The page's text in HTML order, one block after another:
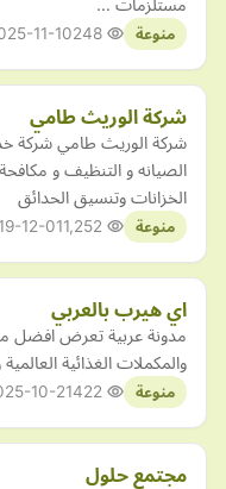
مستلزمات …
منوعة 11-10
شركة الوريث طامي
شركة الوريث طامي شركة
الصيانه و التنظيف و
الخزانات وتنسيق الحدائق
منوعة 12-01
اي هيرب بالعربي
مدونة عربية تعرض افضل
والمكملات الغذائية
منوعة 10-21
مجتمع حلول